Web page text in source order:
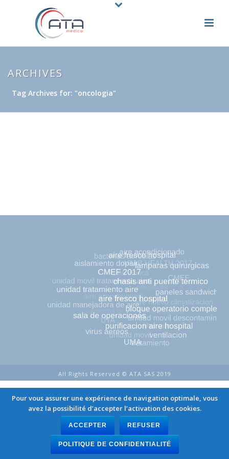
ARCHIVES
Tag Archives for: "oncologia"
All Rights Reserved © ATA SAS 2019
Pour vous assurer une expérience de navigation optimale, vous
avez la possibilité d’accepter l’activation des cookies.
ACCEPTER REFUSER
POLITIQUE DE CONFIDENTIALITÉ